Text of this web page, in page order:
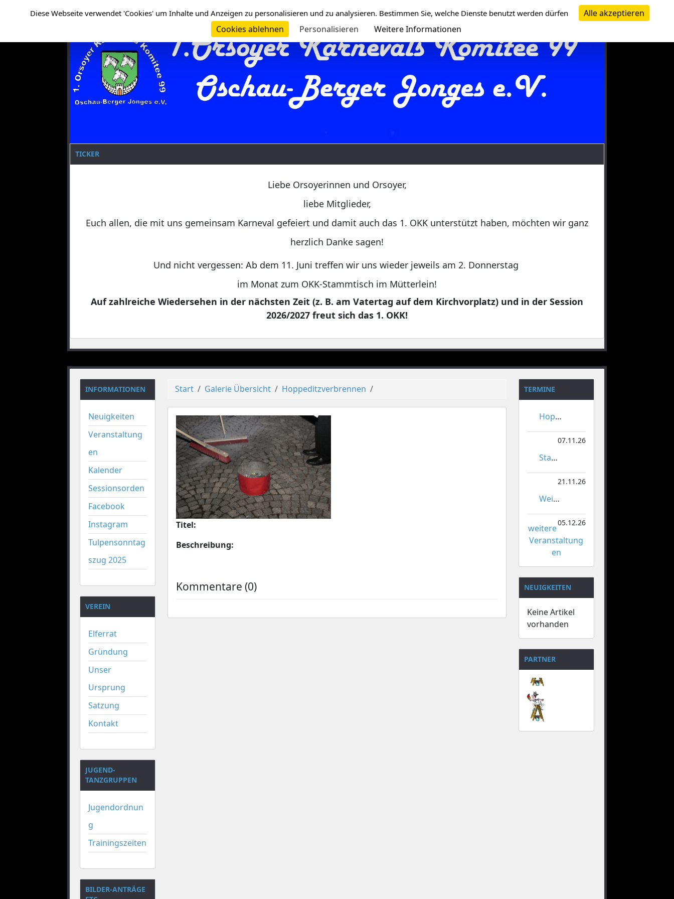
TICKER
Liebe Orsoyerinnen und Orsoyer,
liebe Mitglieder,
Euch allen, die mit uns gemeinsam Karneval gefeiert und damit auch das 1. OKK unterstützt haben, möchten wir ganz
herzlich Danke sagen!
Und nicht vergessen: Ab dem 11. Juni treffen wir uns wieder jeweils am 2. Donnerstag
im Monat zum OKK-Stammtisch im Mütterlein!
Auf zahlreiche Wiedersehen in der nächsten Zeit (z. B. am Vatertag auf dem Kirchvorplatz) und in der Session
2026/2027 freut sich das 1. OKK!
INFORMATIONEN
Neuigkeiten
Veranstaltung
en
Kalender
Sessionsorden
Facebook
Instagram
Tulpensonntag
szug 2025
VEREIN
Elferrat
Gründung
Unser
Ursprung
Satzung
Kontakt
JUGEND-
TANZGRUPPEN
Jugendordnun
g
Trainingszeiten
BILDER-ANTRÄGE
Start Galerie Übersicht Hoppeditzverbrennen
Titel:
Beschreibung:
Kommentare (0)
TERMINE
Hoppeditzerwachen
07.11.26
Stadtmeisterschaften im Gardetanz
21.11.26
Weihnachtsmarkt Orsoy
05.12.26
weitere
Veranstaltung
en
NEUIGKEITEN
Keine Artikel
vorhanden
PARTNER
Diese Webseite verwendet 'Cookies' um Inhalte und Anzeigen zu personalisieren und zu analysieren. Bestimmen Sie, welche Dienste benutzt werden dürfen
Alle akzeptieren
Cookies ablehnen
Personalisieren Weitere Informationen